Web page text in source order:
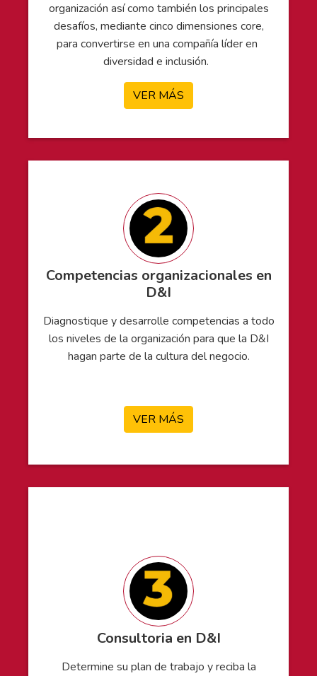
organización así como también los principales
desafíos, mediante cinco dimensiones core,
para convertirse en una compañía líder en
diversidad e inclusión.
VER MÁS
Competencias organizacionales en
D&I
Diagnostique y desarrolle competencias a todo
los niveles de la organización para que la D&I
hagan parte de la cultura del negocio.
VER MÁS
Consultoria en D&I
Determine su plan de trabajo y reciba la